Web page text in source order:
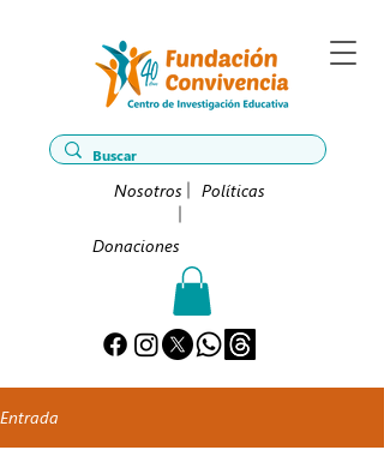
Nosotros Políticas
Donaciones
Entrada